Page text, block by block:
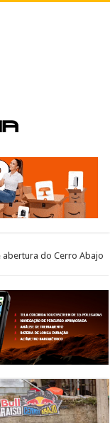
abertura do Cerro Abajo